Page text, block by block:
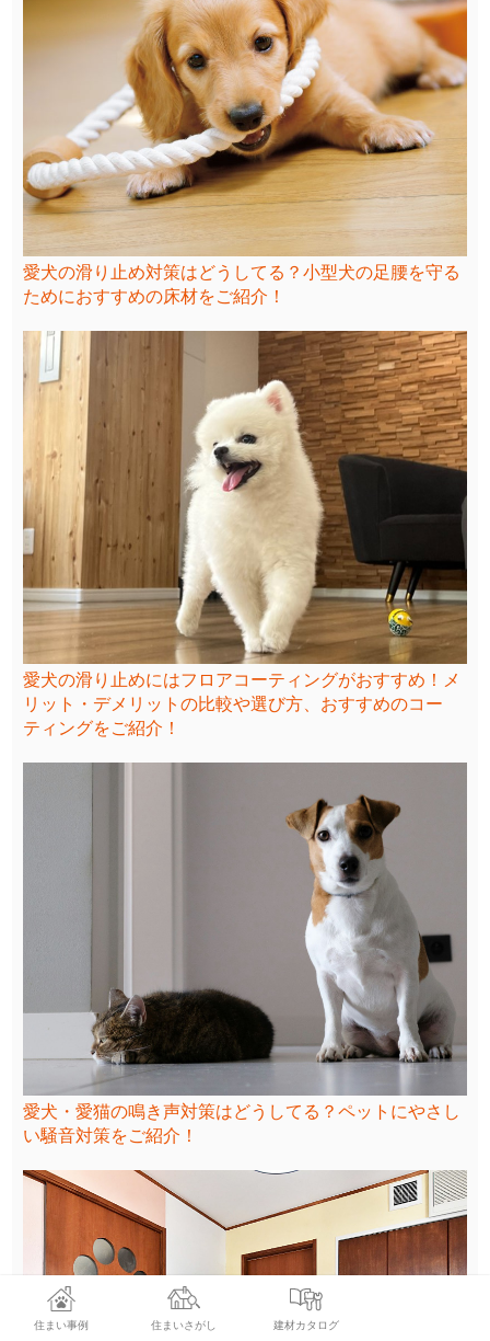
愛犬の滑り止め対策はどうしてる？小型犬の足腰を守る
ためにおすすめの床材をご紹介！
愛犬の滑り止めにはフロアコーティングがおすすめ！メ
リット・デメリットの比較や選び方、おすすめのコー
ティングをご紹介！
愛犬・愛猫の鳴き声対策はどうしてる？ペットにやさし
い騒音対策をご紹介！
住まい事例 住まいさがし 建材カタログ